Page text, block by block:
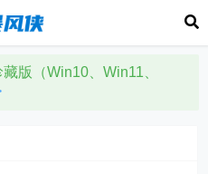
版（Win10、Win11、